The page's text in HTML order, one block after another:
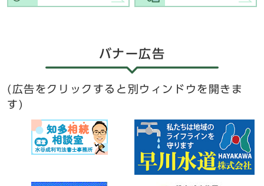
バナー広告
(広告をクリックすると別ウィンドウを開きま
す)